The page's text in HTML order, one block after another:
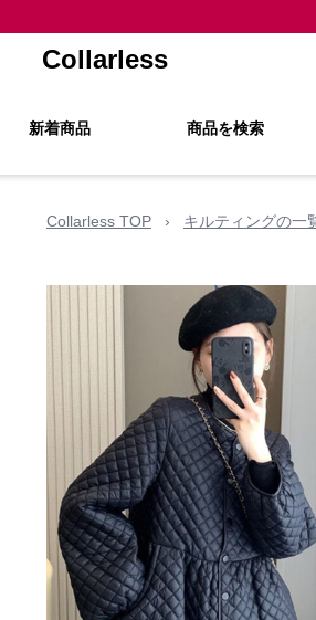
Collarless
新着商品 商品を検索
Collarless TOP › キルティングの一